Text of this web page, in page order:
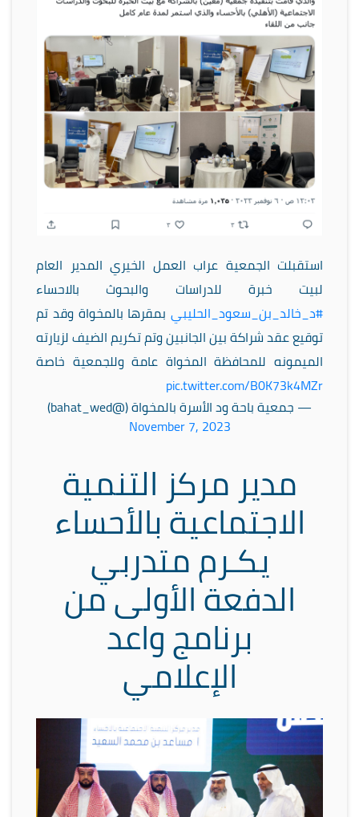
استقبلت الجمعية عراب العمل الخيري المدير العام
لبيت خبرة للدراسات والبحوث بالاحساء
#د_خالد_بن_سعود_الحليبي بمقرها بالمخواة وقد تم
توقيع عقد شراكة بين الجانبين وتم تكريم الضيف لزيارته
الميمونه للمحافظة المخواة عامة وللجمعية خاصة
pic.twitter.com/B0K73k4MZr
— جمعية باحة ود الأسرة بالمخواة (@bahat_wed)
November 7, 2023
مدير مركز التنمية
الاجتماعية بالأحساء
يكـرم متدربي
الدفعة الأولى من
برنامج واعد
الإعلامي